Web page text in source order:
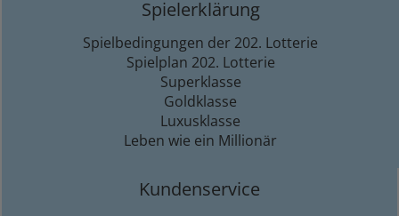
Spielerklärung
Spielbedingungen der 202. Lotterie
Spielplan 202. Lotterie
Superklasse
Goldklasse
Luxusklasse
Leben wie ein Millionär
Kundenservice